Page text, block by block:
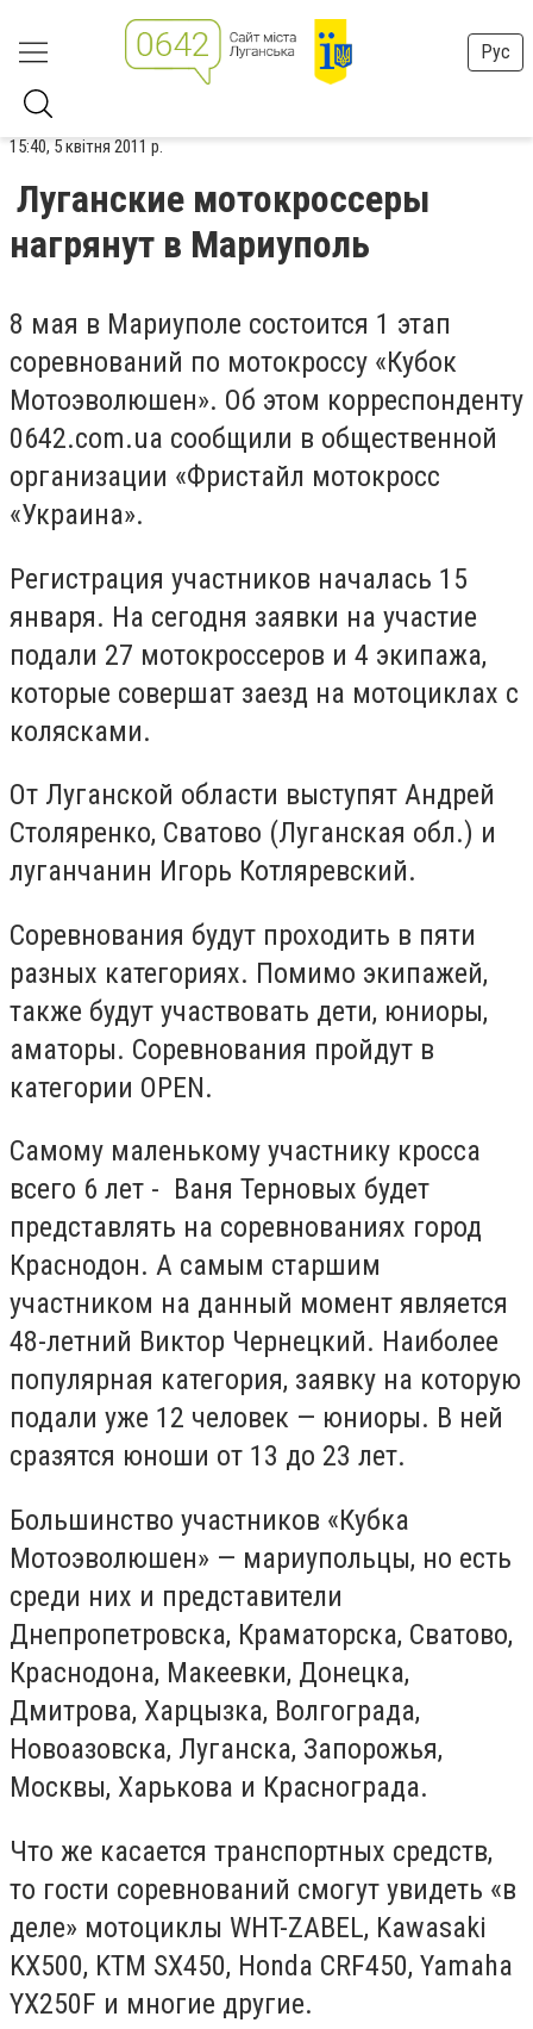
Рус
15:40, 5 квітня 2011 р.
Луганские мотокроссеры
нагрянут в Мариуполь
8 мая в Мариуполе состоится 1 этап
соревнований по мотокроссу «Кубок
Мотоэволюшен». Об этом корреспонденту
0642.com.ua сообщили в общественной
организации «Фристайл мотокросс
«Украина».
Регистрация участников началась 15
января. На сегодня заявки на участие
подали 27 мотокроссеров и 4 экипажа,
которые совершат заезд на мотоциклах с
колясками.
От Луганской области выступят Андрей
Столяренко, Сватово (Луганская обл.) и
луганчанин Игорь Котляревский.
Соревнования будут проходить в пяти
разных категориях. Помимо экипажей,
также будут участвовать дети, юниоры,
аматоры. Соревнования пройдут в
категории ОPEN.
Самому маленькому участнику кросса
всего 6 лет - Ваня Терновых будет
представлять на соревнованиях город
Краснодон. А самым старшим
участником на данный момент является
48-летний Виктор Чернецкий. Наиболее
популярная категория, заявку на которую
подали уже 12 человек — юниоры. В ней
сразятся юноши от 13 до 23 лет.
Большинство участников «Кубка
Мотоэволюшен» — мариупольцы, но есть
среди них и представители
Днепропетровска, Краматорска, Сватово,
Краснодона, Макеевки, Донецка,
Дмитрова, Харцызка, Волгограда,
Новоазовска, Луганска, Запорожья,
Москвы, Харькова и Краснограда.
Что же касается транспортных средств,
то гости соревнований смогут увидеть «в
деле» мотоциклы WHT-ZABEL, Kawasaki
KX500, KTM SX450, Honda CRF450, Yamaha
YX250F и многие другие.